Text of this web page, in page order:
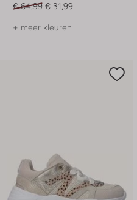
€ 64,99 € 31,99
+ meer kleuren